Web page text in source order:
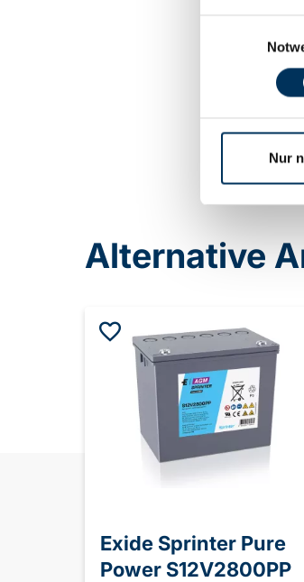
Nur
Alternative
Exide Sprinter Pure
Power S12V2800PP